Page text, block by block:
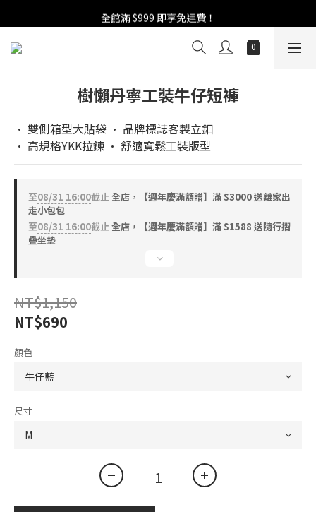
週年慶活開跑：全館88折 | 買1送1 | 滿額贈！
全館滿 $999 即享免運費！
週年慶活開跑：全館88折 | 買1送1 | 滿額贈！
樹懶丹寧工裝牛仔短褲
• 雙側箱型大貼袋 • 品牌標誌客製立釦
• 高規格YKK拉鍊 • 舒適寬鬆工裝版型
至08/31 16:00截止全店，【週年慶滿額贈】滿 $3000 送離家出
走小包包
至08/31 16:00截止全店，【週年慶滿額贈】滿 $1588 送隨行摺
疊坐墊
NT$1,150
NT$690
顏色
尺寸